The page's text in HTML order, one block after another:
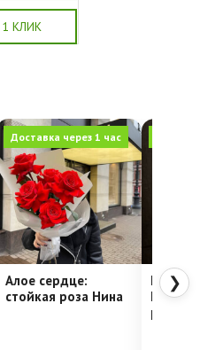
КЛИК
Доставка через 1 час
Алое сердце:
стойкая роза Нина
Недели
❯